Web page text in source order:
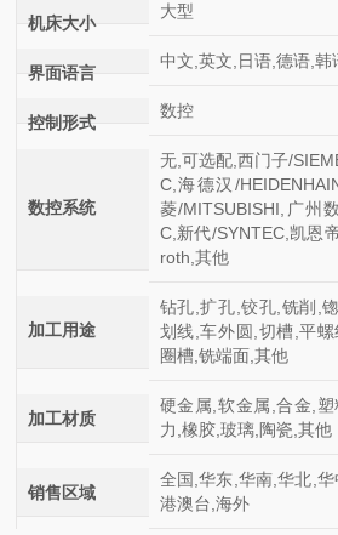
机床大小
大型
界面语言
中文,英文,日语,德语,韩
控制形式
数控
数控系统
无,可选配,西门子/
C,海德汉/
菱/MITSUBISHI,广州
C,新代/SYNTEC,凯恩
roth,其他
加工用途
钻孔,扩孔,铰孔,铣削,
划线,车外圆,切槽,平
圈槽,铣端面,其他
加工材质
硬金属,软金属,合金,
力,橡胶,玻璃,陶瓷,其他
销售区域
全国,华东,华南,华北,华
港澳台,海外